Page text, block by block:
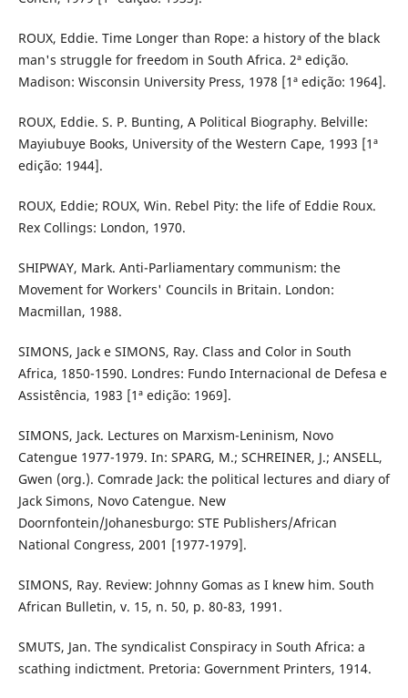
ROUX, Eddie. Time Longer than Rope: a history of the black
man's struggle for freedom in South Africa. 2ª edição.
Madison: Wisconsin University Press, 1978 [1ª edição: 1964].
ROUX, Eddie. S. P. Bunting, A Political Biography. Belville:
Mayiubuye Books, University of the Western Cape, 1993 [1ª
edição: 1944].
ROUX, Eddie; ROUX, Win. Rebel Pity: the life of Eddie Roux.
Rex Collings: London, 1970.
SHIPWAY, Mark. Anti-Parliamentary communism: the
Movement for Workers' Councils in Britain. London:
Macmillan, 1988.
SIMONS, Jack e SIMONS, Ray. Class and Color in South
Africa, 1850-1590. Londres: Fundo Internacional de Defesa e
Assistência, 1983 [1ª edição: 1969].
SIMONS, Jack. Lectures on Marxism-Leninism, Novo
Catengue 1977-1979. In: SPARG, M.; SCHREINER, J.; ANSELL,
Gwen (org.). Comrade Jack: the political lectures and diary of
Jack Simons, Novo Catengue. New
Doornfontein/Johanesburgo: STE Publishers/African
National Congress, 2001 [1977-1979].
SIMONS, Ray. Review: Johnny Gomas as I knew him. South
African Bulletin, v. 15, n. 50, p. 80-83, 1991.
SMUTS, Jan. The syndicalist Conspiracy in South Africa: a
scathing indictment. Pretoria: Government Printers, 1914.